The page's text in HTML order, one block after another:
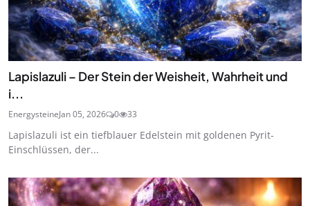
Lapislazuli – Der Stein der Weisheit, Wahrheit und
i...
EnergysteineJan 05, 2026 0 33
Lapislazuli ist ein tiefblauer Edelstein mit goldenen Pyrit-
Einschlüssen, der...